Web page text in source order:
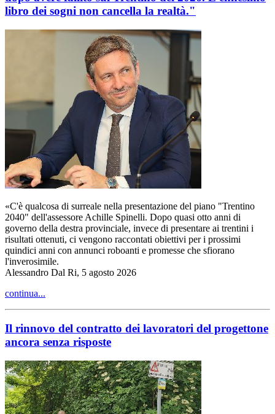
libro dei sogni non cancella la realtà."
«C'è qualcosa di surreale nella presentazione del piano "Trentino
2040" dell'assessore Achille Spinelli. Dopo quasi otto anni di
governo della destra provinciale, invece di presentare ai trentini i
risultati ottenuti, ci vengono raccontati obiettivi per i prossimi
quindici anni con annunci roboanti e promesse che sfiorano
l'inverosimile.
Alessandro Dal Ri, 5 agosto 2026
continua...
Il rinnovo del contratto dei lavoratori del progettone
ancora senza risposte